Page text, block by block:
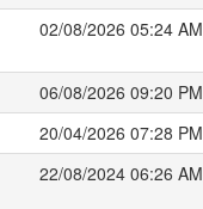
02/08/2026 05:24 AM
06/08/2026 09:20 PM
20/04/2026 07:28 PM
22/08/2024 06:26 AM